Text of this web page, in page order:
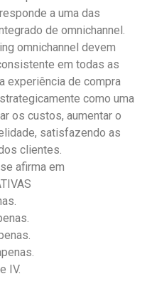
a uma das
de omnichannel.
omnichannel devem
em todas as
experiência de compra
como uma
os custos, aumentar o
satisfazendo as
clientes.
afirma em
IV.